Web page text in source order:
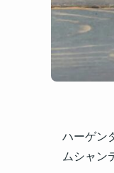
ハーゲン
ムシャン